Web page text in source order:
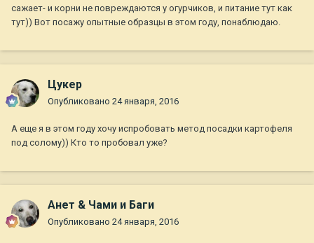
сажает- и корни не повреждаются у огурчиков, и питание тут как
тут)) Вот посажу опытные образцы в этом году, понаблюдаю.
Цукер
Опубликовано 24 января, 2016
А еще я в этом году хочу испробовать метод посадки картофеля
под солому)) Кто то пробовал уже?
Анет & Чами и Баги
Опубликовано 24 января, 2016